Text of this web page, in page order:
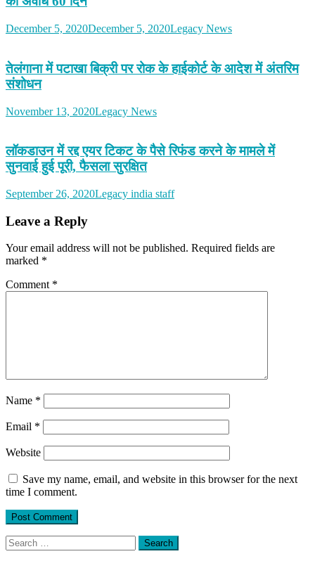
December 5, 2020December 5, 2020Legacy News
तेलंगाना में पटाखा बिक्री पर रोक के हाईकोर्ट के आदेश में अंतरिम
संशोधन
November 13, 2020Legacy News
लॉकडाउन में रद्द एयर टिकट के पैसे रिफंड करने के मामले में
सुनवाई हुई पूरी, फैसला सुरक्षित
September 26, 2020Legacy india staff
Leave a Reply
Your email address will not be published. Required fields are
marked *
Comment *
Name *
Email *
Website
Save my name, email, and website in this browser for the next
time I comment.
Search
for: